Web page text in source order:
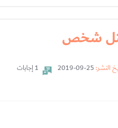
شخص
النشر: 1 إجابات